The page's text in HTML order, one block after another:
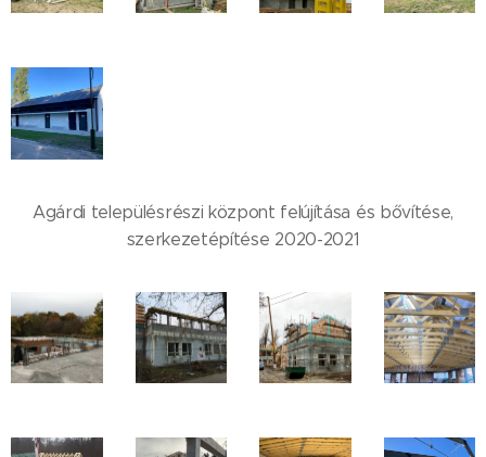
Agárdi településrészi központ felújítása és bővítése,
szerkezetépítése 2020-2021